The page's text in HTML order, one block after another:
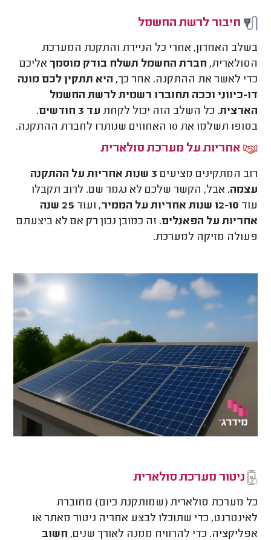
חיבור לרשת החשמל
בשלב האחרון, אחרי כל הניירת והתקנת המערכת
הסולארית, חברת החשמל תשלח בודק מוסמך אליכם
כדי לאשר את ההתקנה. אחר כך, היא תתקין לכם מונה
דו-כיווני וככה תחוברו רשמית לרשת החשמל
הארצית. כל השלב הזה יכול לקחת עד 3 חודשים.
בסופו תשלמו את 10 האחוזים שנותרו לחברת ההתקנה.
אחריות על מערכת סולארית
רוב המתקינים מציעים
3 שנות אחריות על ההתקנה
עצמה. אבל, הקשר שלכם לא נגמר שם. לרוב תקבלו
עוד 12-10 שנות אחריות על הממיר , ועוד
25 שנה
אחריות על הפאנלים. זה כמובן נכון רק אם לא ביצעתם
פעולה מזיקה למערכת.
ניטור מערכת סולארית
כל מערכת סולארית (שמותקנת כיום) מחוברת
לאינטרנט, כדי שתוכלו לבצע אחריה ניטור מאתר או
אפליקציה. כדי להרוויח ממנה לאורך שנים, חשוב